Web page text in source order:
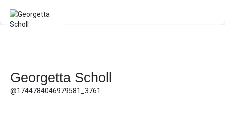
Georgetta Scholl
@1744784046979581_3761